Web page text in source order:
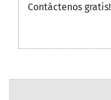
Contáctenos gratis!